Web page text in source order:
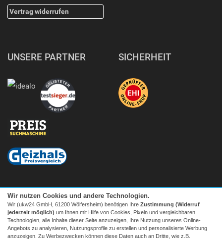
Vertrag widerrufen
UNSERE PARTNER SICHERHEIT
Wir nutzen Cookies und andere Technologien.
Wir (ukw24 GmbH, 61200 Wölfersheim) benötigen Ihre Zustimmung (Widerruf
jederzeit möglich) um Ihnen mit Hilfe von Cookies, Pixeln und vergleichbaren
Technologien, alle Inhalte dieser Seite anzuzeigen, Ihre Nutzung unseres Online-
Angebots zu analysieren, Nutzungsprofile zu erstellen und personalisierte Werbung
anzuzeigen. Zu Werbezwecken können diese Daten auch an Dritte, wie z.B.